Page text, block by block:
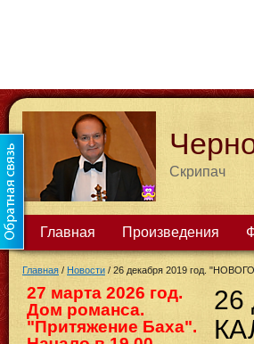
Скрипач
Главная Произведения
Главная / Новости / 26 декабря 2019 год.
27 марта 2026 год.
Дом романса.
"Притяжение Баха".
26